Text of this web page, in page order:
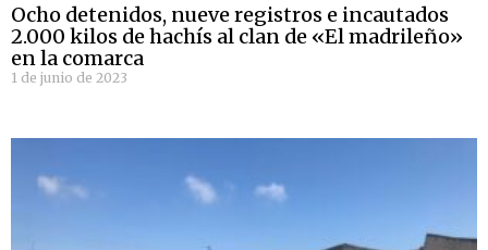
Ocho detenidos, nueve registros e incautados
2.000 kilos de hachís al clan de «El madrileño»
en la comarca
1 de junio de 2023